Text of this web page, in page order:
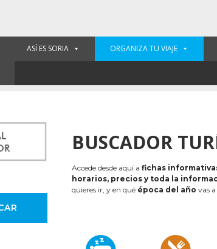
ASÍ ES SORIA ORGANIZA TU VIAJE
BUSCADOR
Accede desde aquí a fichas
horarios, precios y toda la
quieres ir, y en qué época del año vas